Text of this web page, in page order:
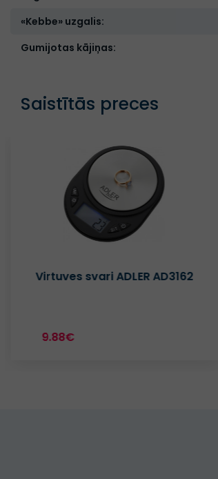
«Kebbe» uzgalis:
Gumijotas kājiņas:
Saistītās preces
Virtuves svari ADLER AD3162
9.88€